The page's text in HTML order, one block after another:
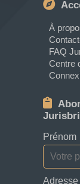
À
FAQ
Centre
Prénom
Adresse